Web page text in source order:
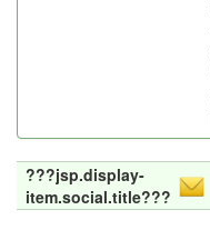
???jsp.display-
item.social.title???